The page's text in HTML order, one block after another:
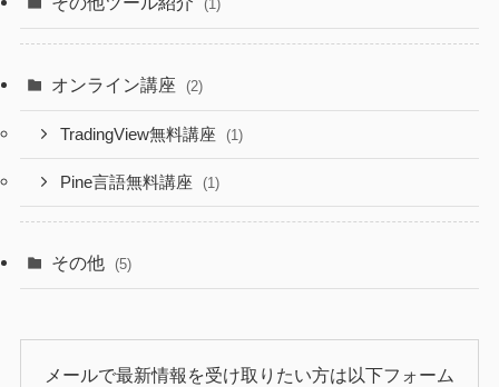
(1)
オンライン講座 (2)
TradingView無料講座 (1)
Pine言語無料講座 (1)
その他 (5)
メールで最新情報を受け取りたい方は以下フォーム